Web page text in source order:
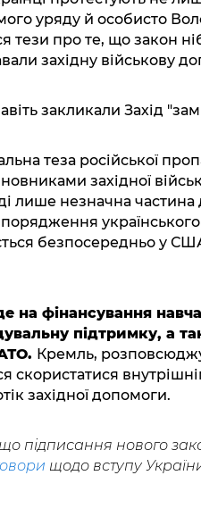
уряду й особисто
тези про те, що закон
західну військову
закликали Захід
теза російської
західної
лише незначна
безпосередньо у
на фінансування
підтримку, а
Кремль,
скористатися
західної допомоги.
підписання нового
щодо вступу